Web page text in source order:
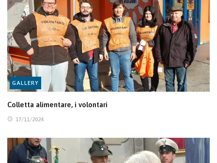
GALLERY
Colletta alimentare, i volontari
17/11/2024